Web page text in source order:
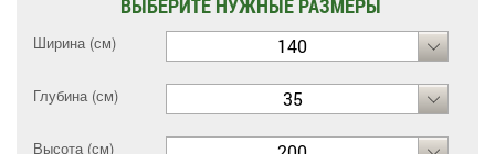
ВЫБЕРИТЕ НУЖНЫЕ РАЗМЕРЫ
Ширина (см) 140
Глубина (см) 35
Высота (см)